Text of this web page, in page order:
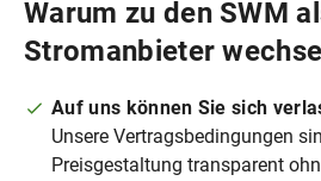
Warum zu den SWM
Stromanbieter
Auf uns können Sie sich
Unsere Vertragsbedingungen
Preisgestaltung transparent